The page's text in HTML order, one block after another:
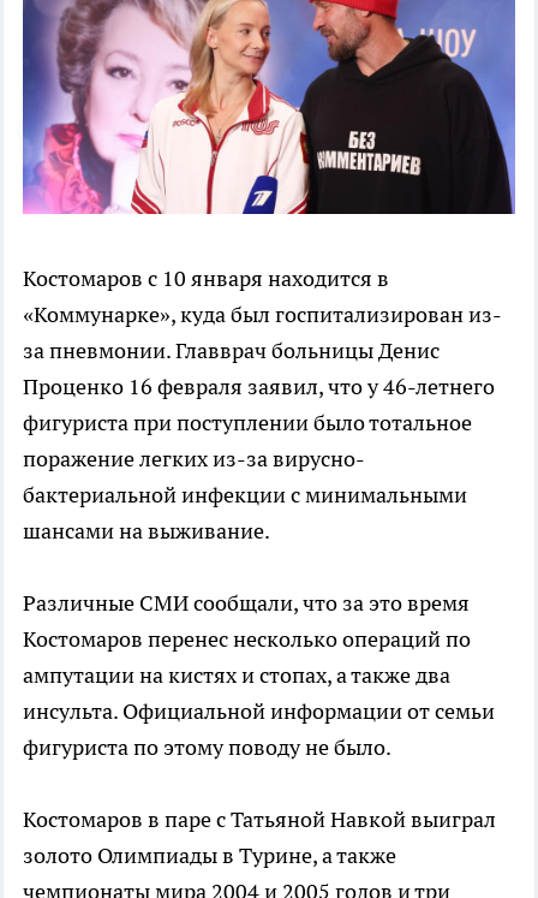
Костомаров с 10 января находится в
«Коммунарке», куда был госпитализирован из-
за пневмонии. Главврач больницы Денис
Проценко 16 февраля заявил, что у 46-летнего
фигуриста при поступлении было тотальное
поражение легких из-за вирусно-
бактериальной инфекции с минимальными
шансами на выживание.
Различные СМИ сообщали, что за это время
Костомаров перенес несколько операций по
ампутации на кистях и стопах, а также два
инсульта. Официальной информации от семьи
фигуриста по этому поводу не было.
Костомаров в паре с Татьяной Навкой выиграл
золото Олимпиады в Турине, а также
чемпионаты мира 2004 и 2005 годов и три